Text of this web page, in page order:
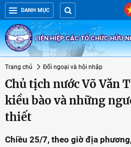
DANH MỤC
LIÊN HIỆP CÁC TỔ CHỨC HỮU
Trang chủ Đối ngoại và hội nhập
Chủ tịch nước Võ Văn
kiều bào và những
thiết
Chiều 25/7, theo giờ địa